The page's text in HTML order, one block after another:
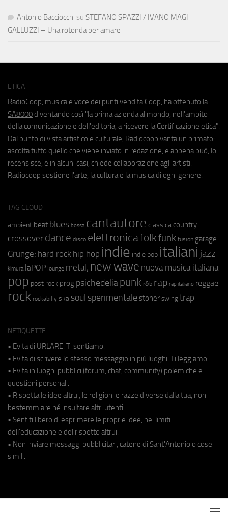
Antonio Bacciocchi su STEFANO SPAZZI / IVANO MAGI
GALLUZZI – Una rotonda per amare
ETICA
RadioCoop, musica e voce dei punti vendita Coop, ha ottenuto la
SA8000 diventando così "la prima azienda al mondo, nell'ambito
della comunicazione e dell'editoria, a ricevere la Certificazione etica".
Dal punto di vista artistico e culturale, Radiocoop vanta un primato:
ascolta tutto quello che viene inviato in redazione, e appena può, lo
recensisce, e in alcuni casi, chiede collaborazione agli artisti.
Radiocoop sostiene l'arte, la cultura e la musica di ogni genere.
TAG CLOUD
ambient beat blues bossa cantautore classica country
crossover dance disco elettronicafolkfunk fusion garage
Grunge; hard rock hip hop indie indie pop italiani jazz
kimura laPOP lounge metal; new wave nuova musica italiana
pop post rock prog psichedeliapunk r&b rap rap italiano reggae
rock rockabilly ska soul sperimentale stoner swing trap
NETIQUETTE
• Evita di URLARE. Ti sentiamo.
• Evita di scrivere lo stesso messaggio in più luoghi. Ti leggiamo.
• Evita in luoghi pubblici (forum, chat, community) polemiche e
questioni personali.
• Rispetta le idee altrui, le religioni e razze diverse dalla tua, non
bestemmiare né insultare altri utenti.
• Sentiti libero di esprimere le proprie idee, nei limiti
dell'educazione e del rispetto altrui.
• Non inviare messaggi pubblicitari, catene di Sant'Antonio o cose
simili.